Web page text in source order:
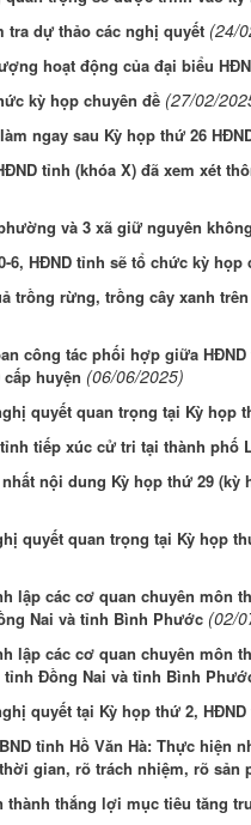
tra dự thảo các nghị quyết (24/
hoạt động của đại biểu
kỳ họp chuyên đề (27/02/
ngay sau Kỳ họp thứ 26
tỉnh (khóa X) đã xem xét
và 3 xã giữ nguyên
6, HĐND tỉnh sẽ tổ chức kỳ họp
trồng rừng, trồng cây xanh
công tác phối hợp giữa
huyện (06/06/2025)
quyết quan trọng tại Kỳ họp
tiếp xúc cử tri tại thành phố
nội dung Kỳ họp thứ 29 (kỳ
quyết quan trọng tại Kỳ họp
lập các cơ quan chuyên môn
Nai và tỉnh Bình Phước (02/
lập các cơ quan chuyên môn
Đồng Nai và tỉnh Bình
quyết tại Kỳ họp thứ 2,
tỉnh Hồ Văn Hà: Thực hiện
gian, rõ trách nhiệm, rõ sản
thành thắng lợi mục tiêu tăng